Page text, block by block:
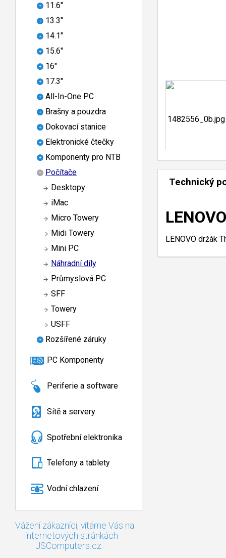
11.6"
13.3"
14.1"
15.6"
16"
17.3"
All-In-One PC
Brašny a pouzdra
Dokovací stanice
Elektronické čtečky
Komponenty pro NTB
Počítače
Desktopy
iMac
Micro Towery
Midi Towery
Mini PC
Náhradní díly
Průmyslová PC
SFF
Towery
USFF
Rozšířené záruky
PC Komponenty
Periferie a software
Sítě a servery
Spotřební elektronika
Telefony a tablety
Vodní chlazení
Vážení zákazníci, vítáme Vás na
internetových stránkách
JSComputers.cz
Technický
LENOVO držák